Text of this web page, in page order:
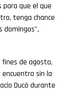
para que el que
tenga chance
domingos",
de agosto,
sin la
Ducó durante